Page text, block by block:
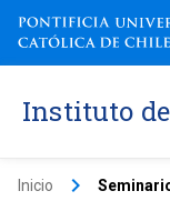
Instituto
Inicio keyboard_arrow_right